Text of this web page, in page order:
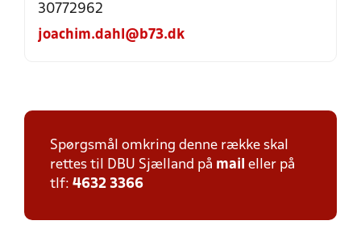
30772962
joachim.dahl@b73.dk
Spørgsmål omkring denne række skal
rettes til DBU Sjælland på mail eller på
tlf: 4632 3366